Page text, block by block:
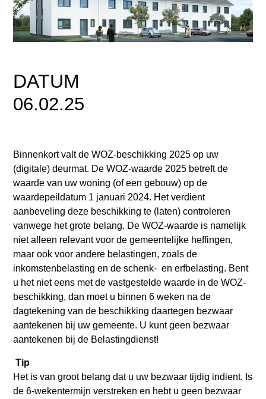
DATUM
06.02.25
Binnenkort valt de WOZ-beschikking 2025 op uw
(digitale) deurmat. De WOZ-waarde 2025 betreft de
waarde van uw woning (of een gebouw) op de
waardepeildatum 1 januari 2024. Het verdient
aanbeveling deze beschikking te (laten) controleren
vanwege het grote belang. De WOZ-waarde is namelijk
niet alleen relevant voor de gemeentelijke heffingen,
maar ook voor andere belastingen, zoals de
inkomstenbelasting en de schenk- en erfbelasting. Bent
u het niet eens met de vastgestelde waarde in de WOZ-
beschikking, dan moet u binnen 6 weken na de
dagtekening van de beschikking daartegen bezwaar
aantekenen bij uw gemeente. U kunt geen bezwaar
aantekenen bij de Belastingdienst!
Tip
Het is van groot belang dat u uw bezwaar tijdig indient. Is
de 6-wekentermijn verstreken en hebt u geen bezwaar